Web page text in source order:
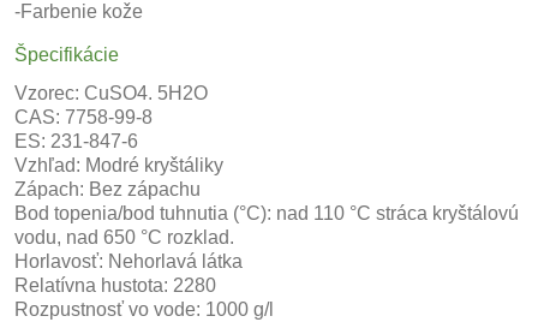
-Farbenie kože
Špecifikácie
Vzorec: CuSO4. 5H2O
CAS: 7758-99-8
ES: 231-847-6
Vzhľad: Modré kryštáliky
Zápach: Bez zápachu
Bod topenia/bod tuhnutia (°C): nad 110 °C stráca kryštálovú
vodu, nad 650 °C rozklad.
Horlavosť: Nehorlavá látka
Relatívna hustota: 2280
Rozpustnosť vo vode: 1000 g/l